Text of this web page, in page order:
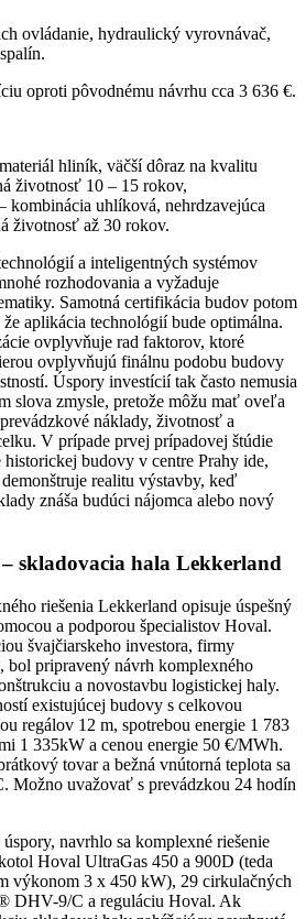
ovládanie, hydraulický vyrovnávač,
oproti pôvodnému návrhu cca 3 636 €.
hliník, väčší dôraz na kvalitu
životnosť 10 – 15 rokov,
kombinácia uhlíková, nehrdzavejúca
životnosť až 30 rokov.
a inteligentných systémov
rozhodovania a vyžaduje
Samotná certifikácia budov potom
aplikácia technológií bude optimálna.
ovplyvňuje rad faktorov, ktoré
ovplyvňujú finálnu podobu budovy
Úspory investícií tak často nemusia
slova zmysle, pretože môžu mať oveľa
náklady, životnosť a
V prípade prvej prípadovej štúdie
budovy v centre Prahy ide,
realitu výstavby, keď
znáša budúci nájomca alebo nový
skladovacia hala Lekkerland
riešenia Lekkerland opisuje úspešný
a podporou špecialistov Hoval.
švajčiarskeho investora, firmy
bol pripravený návrh komplexného
a novostavbu logistickej haly.
existujúcej budovy s celkovou
regálov 12 m, spotrebou energie 1 783
1 335kW a cenou energie 50 €/MWh.
tovar a bežná vnútorná teplota sa
Možno uvažovať s prevádzkou 24 hodín
navrhlo sa komplexné riešenie
Hoval UltraGas 450 a 900D (teda
výkonom 3 x 450 kW), 29 cirkulačných
DHV-9/C a reguláciu Hoval. Ak